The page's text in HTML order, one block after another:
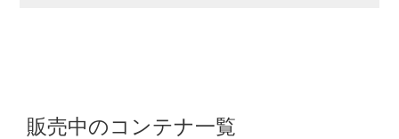
販売中のコンテナ一覧